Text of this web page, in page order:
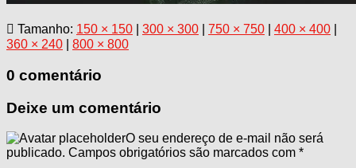
Tamanho: 150 × 150 300 × 300 750 × 750 400 × 400
360 × 240
800 × 800
0 comentário
Deixe um comentário
O seu endereço de e-mail não será
publicado. Campos obrigatórios são marcados com *